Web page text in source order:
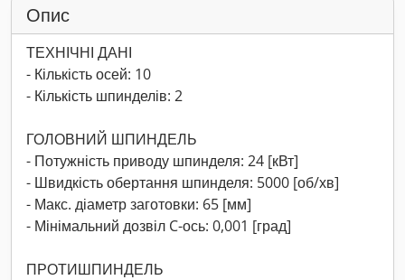
Опис
ТЕХНІЧНІ ДАНІ
- Кількість осей: 10
- Кількість шпинделів: 2
ГОЛОВНИЙ ШПИНДЕЛЬ
- Потужність приводу шпинделя: 24 [кВт]
- Швидкість обертання шпинделя: 5000 [об/хв]
- Макс. діаметр заготовки: 65 [мм]
- Мінімальний дозвіл C-ось: 0,001 [град]
ПРОТИШПИНДЕЛЬ